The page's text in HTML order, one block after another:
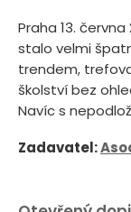
Praha 13.
stalo velmi
trendem,
školství bez
Navíc s
Zadavatel: